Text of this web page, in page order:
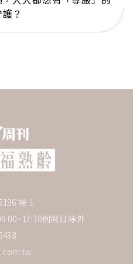
？
按 1
例假日除外